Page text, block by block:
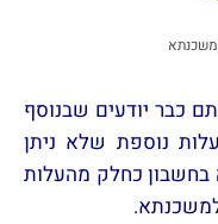
כבר יודעים שבנוסף
נוספת שלא ניתן
כחלק מהעלות